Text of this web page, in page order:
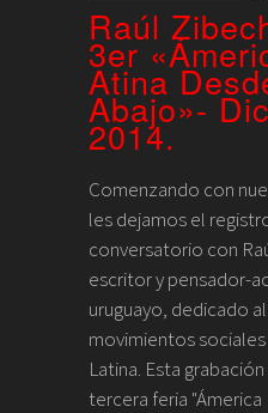
Raúl
3er
Atina
Abajo»-
2014.
Comenzando con
les dejamos el
conversatorio con
escritor y pensador-
uruguayo, dedicado
movimientos sociales
Latina. Esta
tercera feria "Ámerica